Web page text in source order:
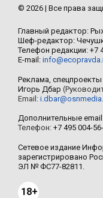
© 2026 | Все права
Главный редактор:
Шеф-редактор:
Телефон редакции: +7
E-mail:
Реклама,
Игорь Дбар
Email:
Дополнительные
Телефон: +7 495 004-
Сетевое издание
зарегистрировано
ЭЛ № ФС77-82811.
18+